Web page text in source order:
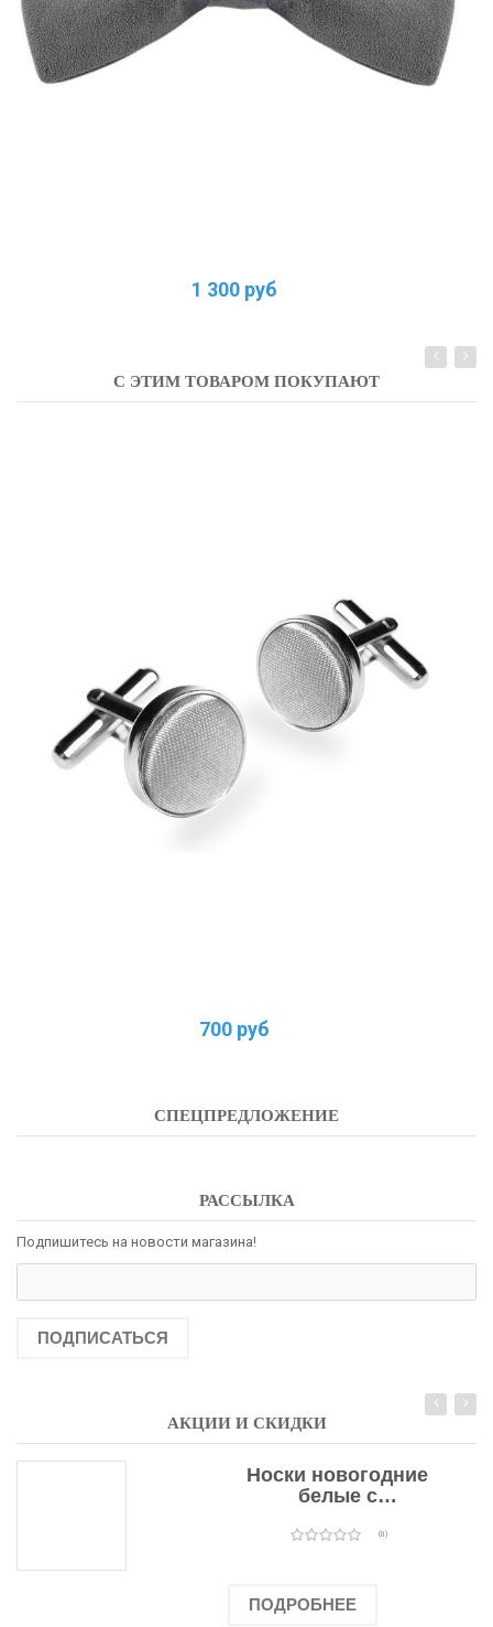
1 300 руб
С ЭТИМ ТОВАРОМ ПОКУПАЮТ
700 руб
СПЕЦПРЕДЛОЖЕНИЕ
РАССЫЛКА
Подпишитесь на новости магазина!
ПОДПИСАТЬСЯ
АКЦИИ И СКИДКИ
Носки новогодние
белые с
оленями(0)
ПОДРОБНЕЕ